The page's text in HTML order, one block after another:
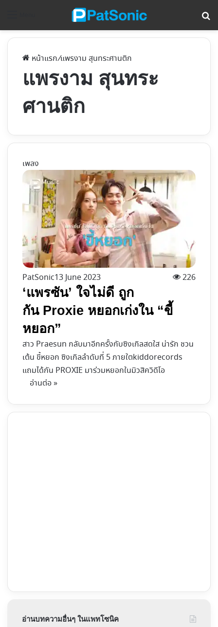
หน้าแรก/แพรงาม สุนทระศานติก
แพรงาม สุนทระ
ศานติก
เพลง
PatSonic13 June 2023 226
‘แพรซัน’ ใจไม่ดี ถูก
กัน Proxie หยอกเก่งใน “ขี้
หยอก”
สาว Praesun กลับมาอีกครั้งกับซิงเกิลสดใส น่ารัก ชวน
เต้น ขี้หยอก ซิงเกิลลำดับที่ 5 ภายใตkiddorecords
แถมได้กัน PROXIE มาร่วมหยอกในมิวสิควิดีโอ
อ่านต่อ »
อ่านบทความอื่นๆ ในแพทโซนิค